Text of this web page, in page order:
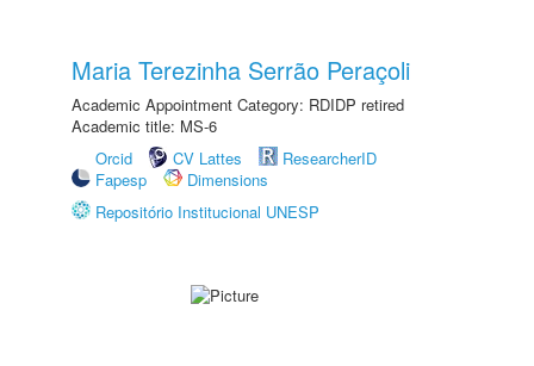
Maria Terezinha Serrão Peraçoli
Academic Appointment Category: RDIDP retired
Academic title: MS-6
Orcid
CV Lattes
ResearcherID
Fapesp
Dimensions
Repositório Institucional UNESP